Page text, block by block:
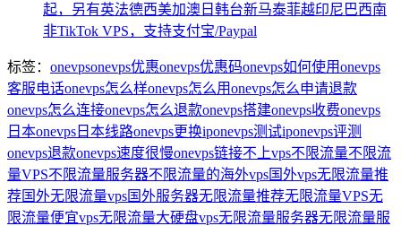
起，另有英法德西美加澳日韩台新马泰菲越印尼巴西南
非TikTok VPS，支持支付宝/Paypal
标签： onevpsonevps优惠onevps优惠码onevps如何使用onevps
客服电话onevps怎么样onevps怎么用onevps怎么申请退款
onevps怎么连接onevps怎么退款onevps搭建onevps收费onevps
日本onevps日本线路onevps更换iponevps测试iponevps评测
onevps退款onevps速度很慢onevps链接不上vps不限流量不限流
量VPS不限流量服务器不限流量的海外vps国外vps无限流量推
荐国外无限流量vps国外服务器无限流量推荐无限流量VPS无
限流量便宜vps无限流量大硬盘vps无限流量服务器无限流量服